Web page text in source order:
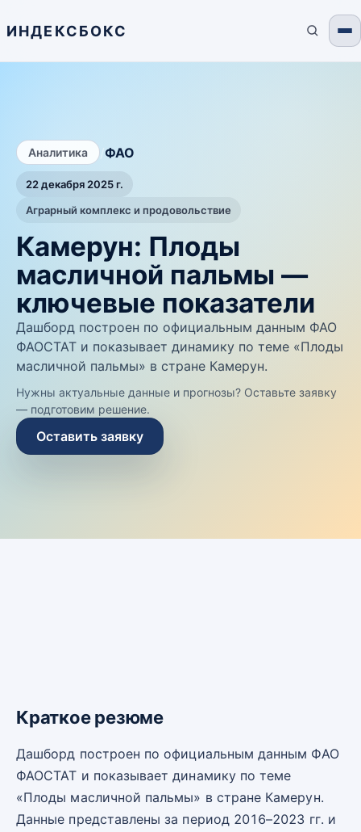
ИНДЕКСБОКС
Аналитика ФАО
22 декабря 2025 г.
Аграрный комплекс и продовольствие
Камерун: Плоды
масличной пальмы —
ключевые показатели
Дашборд построен по официальным данным ФАО
ФАОСТАТ и показывает динамику по теме «Плоды
масличной пальмы» в стране Камерун.
Нужны актуальные данные и прогнозы? Оставьте заявку
— подготовим решение.
Оставить заявку
Краткое резюме
Дашборд построен по официальным данным ФАО
ФАОСТАТ и показывает динамику по теме
«Плоды масличной пальмы» в стране Камерун.
Данные представлены за период 2016–2023 гг. и